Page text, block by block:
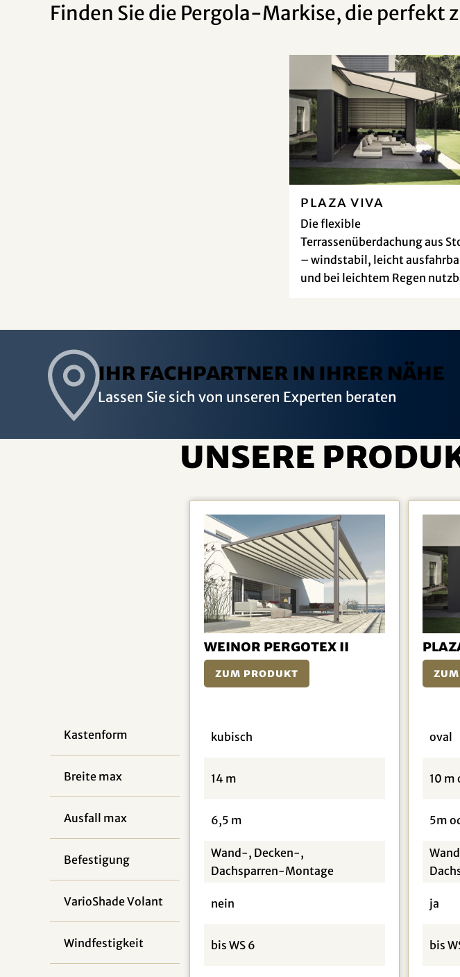
Finden Sie die Pergola-Markise, die perfekt
Plaza Viva
Die flexible
Terrassenüberdachung aus
– windstabil, leicht
und bei leichtem Regen
Ihr Fachpartner in Ihrer Nähe
Lassen Sie sich von unseren Experten beraten
Unsere
Kastenform
Breite max
Ausfall max
Befestigung
VarioShade Volant
Windfestigkeit
weinor PergoTex II
Zum Produkt
kubisch
14 m
6,5 m
Wand-, Decken-,
Dachsparren-Montage
nein
bis WS 6
oval
10 m
5m
ja
bis